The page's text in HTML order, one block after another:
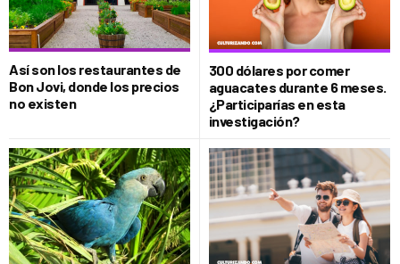
Así son los restaurantes de
Bon Jovi, donde los precios
no existen
300 dólares por comer
aguacates durante 6 meses.
¿Participarías en esta
investigación?